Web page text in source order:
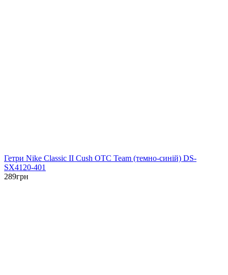
Гетри Nike Classic II Cush OTC Team (темно-синій) DS-
SX4120-401
289грн